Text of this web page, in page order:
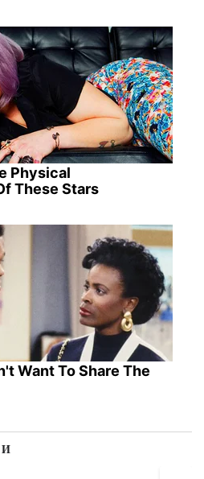
Physical
These Stars
Want To Share The